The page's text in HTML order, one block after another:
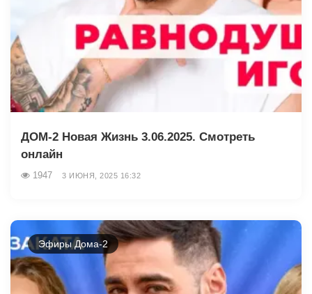
ДОМ-2 Новая Жизнь 3.06.2025. Смотреть
онлайн
1947 3 ИЮНЯ, 2025 16:32
Эфиры Дома-2